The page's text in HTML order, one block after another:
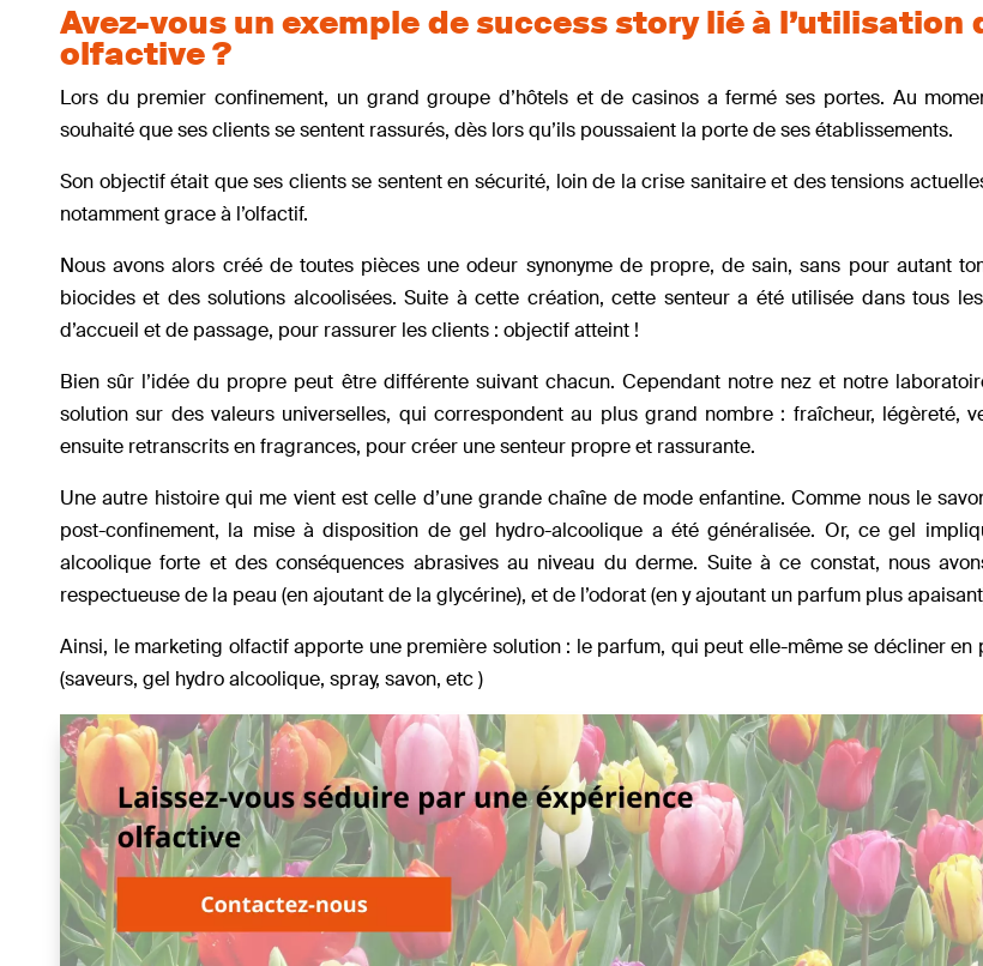
Avez-vous un exemple de success story lié à l’utilisation
olfactive ?
Lors du premier confinement, un grand groupe d’hôtels et de casinos a fermé ses portes. Au
souhaité que ses clients se sentent rassurés, dès lors qu’ils poussaient la porte de ses établissements.
Son objectif était que ses clients se sentent en sécurité, loin de la crise sanitaire et des tensions
notamment grace à l’olfactif.
Nous avons alors créé de toutes pièces une odeur synonyme de propre, de sain, sans pour autant
biocides et des solutions alcoolisées. Suite à cette création, cette senteur a été utilisée dans tous
d’accueil et de passage, pour rassurer les clients : objectif atteint !
Bien sûr l’idée du propre peut être différente suivant chacun. Cependant notre nez et notre
solution sur des valeurs universelles, qui correspondent au plus grand nombre : fraîcheur, légèreté,
ensuite retranscrits en fragrances, pour créer une senteur propre et rassurante.
Une autre histoire qui me vient est celle d’une grande chaîne de mode enfantine. Comme nous le
post-confinement, la mise à disposition de gel hydro-alcoolique a été généralisée. Or, ce gel
alcoolique forte et des conséquences abrasives au niveau du derme. Suite à ce constat, nous
respectueuse de la peau (en ajoutant de la glycérine), et de l’odorat (en y ajoutant un parfum plus
Ainsi, le marketing olfactif apporte une première solution : le parfum, qui peut elle-même se décliner en
(saveurs, gel hydro alcoolique, spray, savon, etc )